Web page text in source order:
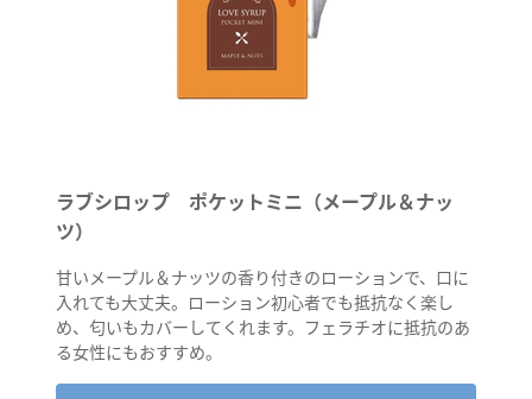
ラブシロップ ポケットミニ（メープル＆ナッ
ツ）
甘いメープル＆ナッツの香り付きのローションで、口に
入れても大丈夫。ローション初心者でも抵抗なく楽し
め、匂いもカバーしてくれます。フェラチオに抵抗のあ
る女性にもおすすめ。